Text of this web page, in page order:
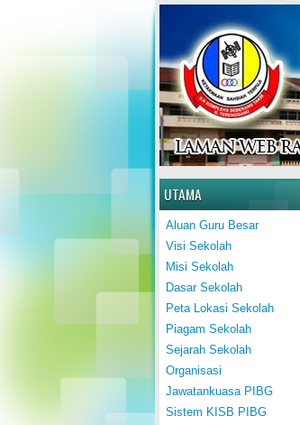
Home
UTAMA
Aluan Guru Besar
Visi Sekolah
Misi Sekolah
Dasar Sekolah
Peta Lokasi Sekolah
Piagam Sekolah
Sejarah Sekolah
Organisasi
Jawatankuasa PIBG
Sistem KISB PIBG